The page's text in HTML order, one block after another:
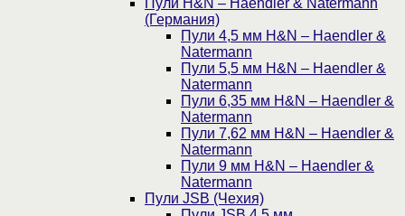
(Германия)
Пули 4,5 мм H&N – Haendler &
Natermann
Пули 5,5 мм H&N – Haendler &
Natermann
Пули 6,35 мм H&N – Haendler &
Natermann
Пули 7,62 мм H&N – Haendler &
Natermann
Пули 9 мм H&N – Haendler &
Natermann
Пули JSB (Чехия)